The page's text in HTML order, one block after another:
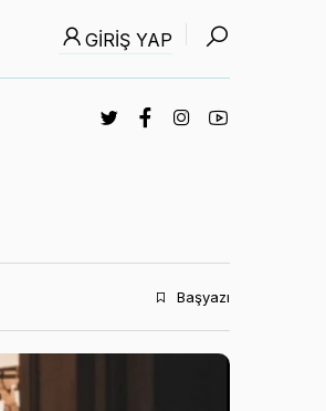
GIRIŞ YAP
Başyazı